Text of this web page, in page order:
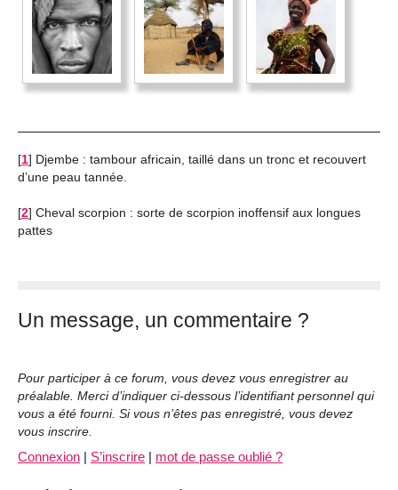
[1] Djembe : tambour africain, taillé dans un tronc et recouvert
d’une peau tannée.
[2] Cheval scorpion : sorte de scorpion inoffensif aux longues
pattes
Un message, un commentaire ?
Pour participer à ce forum, vous devez vous enregistrer au
préalable. Merci d’indiquer ci-dessous l’identifiant personnel qui
vous a été fourni. Si vous n’êtes pas enregistré, vous devez
vous inscrire.
Connexion | S’inscrire | mot de passe oublié ?